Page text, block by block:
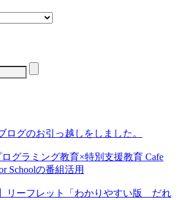
ログのお引っ越しをしました。
ログラミング教育×特別支援教育 Cafe
の番組活用
リーフレット「わかりやすい版 だれ